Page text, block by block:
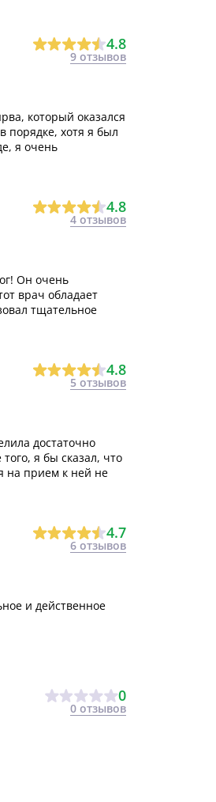
4.8
9 отзывов
который оказался
порядке, хотя я был
я очень
4.8
4 отзывов
Он очень
врач обладает
тщательное
4.8
5 отзывов
достаточно
я бы сказал, что
на прием к ней не
4.7
6 отзывов
и действенное
0
0 отзывов